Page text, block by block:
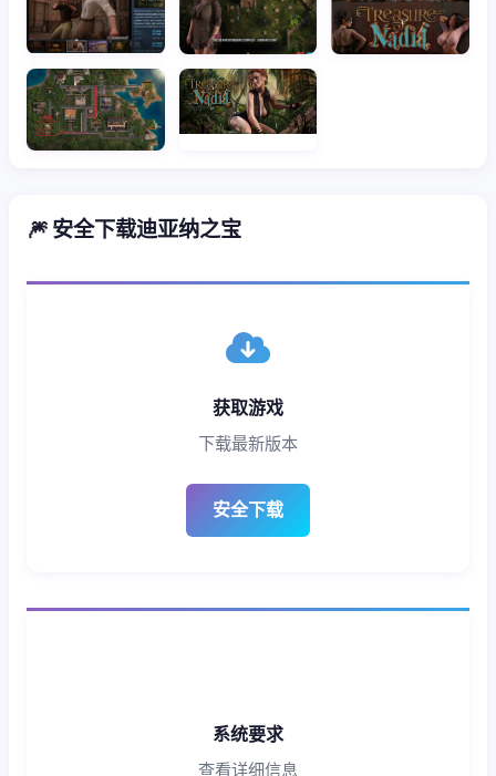
🎆 安全下载迪亚纳之宝
获取游戏
下载最新版本
安全下载
系统要求
查看详细信息